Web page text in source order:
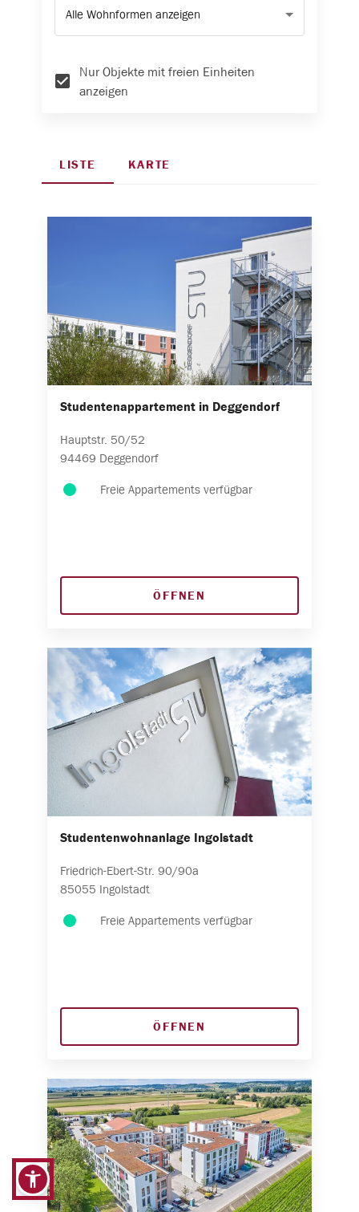
Alle Wohnformen anzeigen
Nur Objekte mit freien Einheiten
anzeigen
LISTE KARTE
Studentenappartement in Deggendorf
Hauptstr. 50/52
94469 Deggendorf
Freie Appartements verfügbar
ÖFFNEN
Studentenwohnanlage Ingolstadt
Friedrich-Ebert-Str. 90/90a
85055 Ingolstadt
Freie Appartements verfügbar
ÖFFNEN